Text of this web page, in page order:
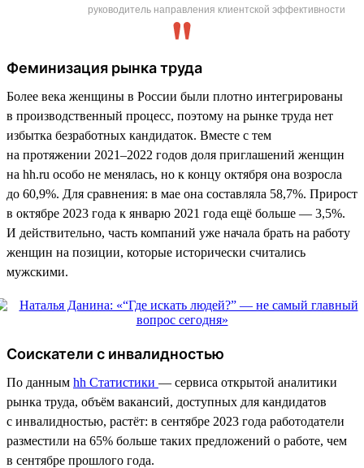
руководитель направления клиентской эффективности
Феминизация рынка труда
Более века женщины в России были плотно интегрированы
в производственный процесс, поэтому на рынке труда нет
избытка безработных кандидаток. Вместе с тем
на протяжении 2021–2022 годов доля приглашений женщин
на hh.ru особо не менялась, но к концу октября она возросла
до 60,9%. Для сравнения: в мае она составляла 58,7%. Прирост
в октябре 2023 года к январю 2021 года ещё больше — 3,5%.
И действительно, часть компаний уже начала брать на работу
женщин на позиции, которые исторически считались
мужскими.
Соискатели с инвалидностью
По данным hh Статистики — сервиса открытой аналитики
рынка труда, объём вакансий, доступных для кандидатов
с инвалидностью, растёт: в сентябре 2023 года работодатели
разместили на 65% больше таких предложений о работе, чем
в сентябре прошлого года.